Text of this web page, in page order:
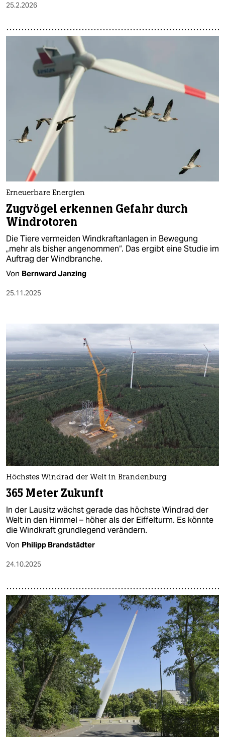
25.2.2026
Erneuerbare Energien
Zugvögel erkennen Gefahr durch
Windrotoren
Die Tiere vermeiden Windkraftanlagen in Bewegung
„mehr als bisher angenommen“. Das ergibt eine Studie im
Auftrag der Windbranche.
Von Bernward Janzing
25.11.2025
Höchstes Windrad der Welt in Brandenburg
365 Meter Zukunft
In der Lausitz wächst gerade das höchste Windrad der
Welt in den Himmel – höher als der Eiffelturm. Es könnte
die Windkraft grundlegend verändern.
Von Philipp Brandstädter
24.10.2025